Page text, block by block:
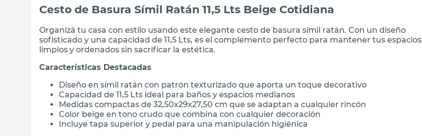
Cesto de Basura Símil Ratán 11,5 Lts Beige Cotidiana
Organizá tu casa con estilo usando este elegante cesto de basura símil ratán. Con un diseño
sofisticado y una capacidad de 11,5 Lts, es el complemento perfecto para mantener tus espacios
limpios y ordenados sin sacrificar la estética.
Características Destacadas
Diseño en símil ratán con patrón texturizado que aporta un toque decorativo
Capacidad de 11,5 Lts ideal para baños y espacios medianos
Medidas compactas de 32,50x29x27,50 cm que se adaptan a cualquier rincón
Color beige en tono crudo que combina con cualquier decoración
Incluye tapa superior y pedal para una manipulación higiénica